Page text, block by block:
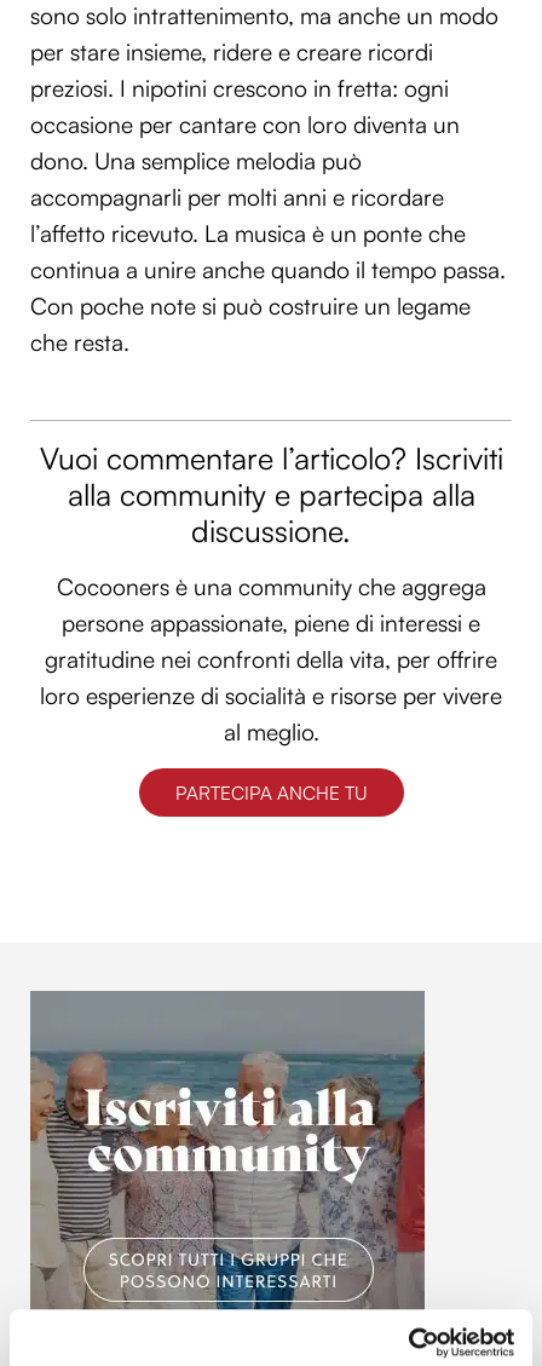
sono solo intrattenimento, ma anche un modo
per stare insieme, ridere e creare ricordi
preziosi. I nipotini crescono in fretta: ogni
occasione per cantare con loro diventa un
dono. Una semplice melodia può
accompagnarli per molti anni e ricordare
l’affetto ricevuto. La musica è un ponte che
continua a unire anche quando il tempo passa.
Con poche note si può costruire un legame
che resta.
Vuoi commentare l’articolo? Iscriviti
alla community e partecipa alla
discussione.
Cocooners è una community che aggrega
persone appassionate, piene di interessi e
gratitudine nei confronti della vita, per offrire
loro esperienze di socialità e risorse per vivere
al meglio.
PARTECIPA ANCHE TU